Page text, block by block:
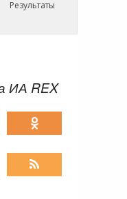
Результаты
ИА REX